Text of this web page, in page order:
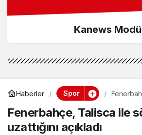
Kanews
Haberler Spor
Fenerbahçe, Talisca ile
uzattığını açıkladı